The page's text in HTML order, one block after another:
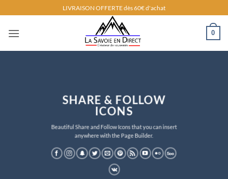
au
contenu
LIVRAISON OFFERTE dès 60€ d'achat
0
SHARE & FOLLOW
ICONS
Beautiful Share and Follow Icons that you can insert
anywhere with the Page Builder.